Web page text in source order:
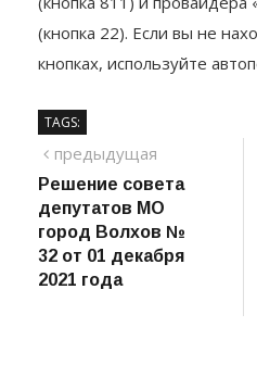
кабельных сетях
(кнопка 811) и провайдера
(кнопка 22). Если вы не
кнопках, используйте
TAGS:
Навигация
по
записям
предыдущаяпредыдущий
Решение совета
депутатов МО
город Волхов №